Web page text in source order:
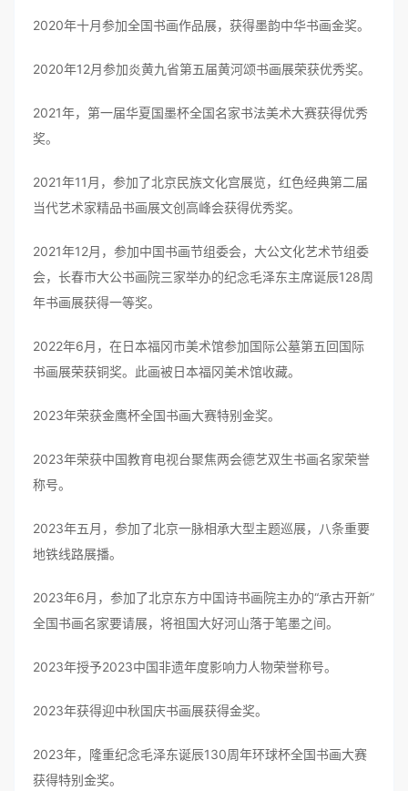
2020年十月参加全国书画作品展，获得墨韵中华书画金奖。
2020年12月参加炎黄九省第五届黄河颂书画展荣获优秀奖。
2021年，第一届华夏国墨杯全国名家书法美术大赛获得优秀
奖。
2021年11月，参加了北京民族文化宫展览，红色经典第二届
当代艺术家精品书画展文创高峰会获得优秀奖。
2021年12月，参加中国书画节组委会，大公文化艺术节组委
会，长春市大公书画院三家举办的纪念毛泽东主席诞辰128周
年书画展获得一等奖。
2022年6月，在日本福冈市美术馆参加国际公墓第五回国际
书画展荣获铜奖。此画被日本福冈美术馆收藏。
2023年荣获金鹰杯全国书画大赛特别金奖。
2023年荣获中国教育电视台聚焦两会德艺双生书画名家荣誉
称号。
2023年五月，参加了北京一脉相承大型主题巡展，八条重要
地铁线路展播。
2023年6月，参加了北京东方中国诗书画院主办的“承古开新”
全国书画名家要请展，将祖国大好河山落于笔墨之间。
2023年授予2023中国非遗年度影响力人物荣誉称号。
2023年获得迎中秋国庆书画展获得金奖。
2023年，隆重纪念毛泽东诞辰130周年环球杯全国书画大赛
获得特别金奖。